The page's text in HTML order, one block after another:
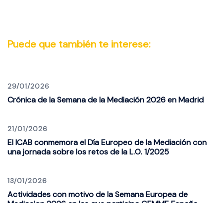
Puede que también te interese:
29/01/2026
Crónica de la Semana de la Mediación 2026 en Madrid
21/01/2026
El ICAB conmemora el Día Europeo de la Mediación con
una jornada sobre los retos de la L.O. 1/2025
13/01/2026
Actividades con motivo de la Semana Europea de